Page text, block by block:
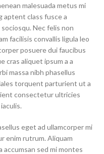
malesuada metus mi
aptent class fusce a
Nec felis non
facilisis convallis ligula leo
posuere dui faucibus
cras aliquet ipsum a a
massa nibh phasellus
torquent parturient ut a
consectetur ultricies
eget ad ullamcorper mi
enim rutrum. Aliquam
sed mi montes